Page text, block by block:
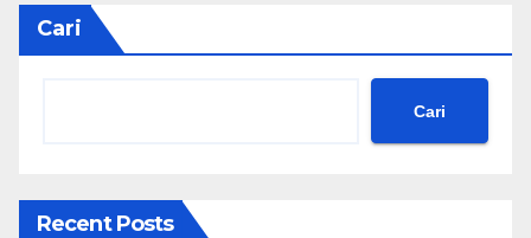
Cari
Cari
Recent Posts